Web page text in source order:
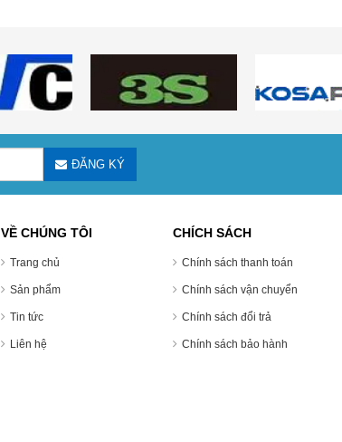
ĐĂNG KÝ
VỀ CHÚNG TÔI
Trang chủ
Sản phẩm
Tin tức
Liên hệ
CHÍCH SÁCH
Chính sách thanh toán
Chính sách vận chuyển
Chính sách đổi trả
Chính sách bảo hành